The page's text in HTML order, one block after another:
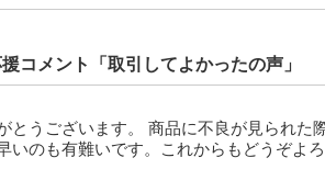
コメント「取引してよかったの声」
とうございます。 商品に不良が見られ
いのも有難いです。これからもどうぞよ